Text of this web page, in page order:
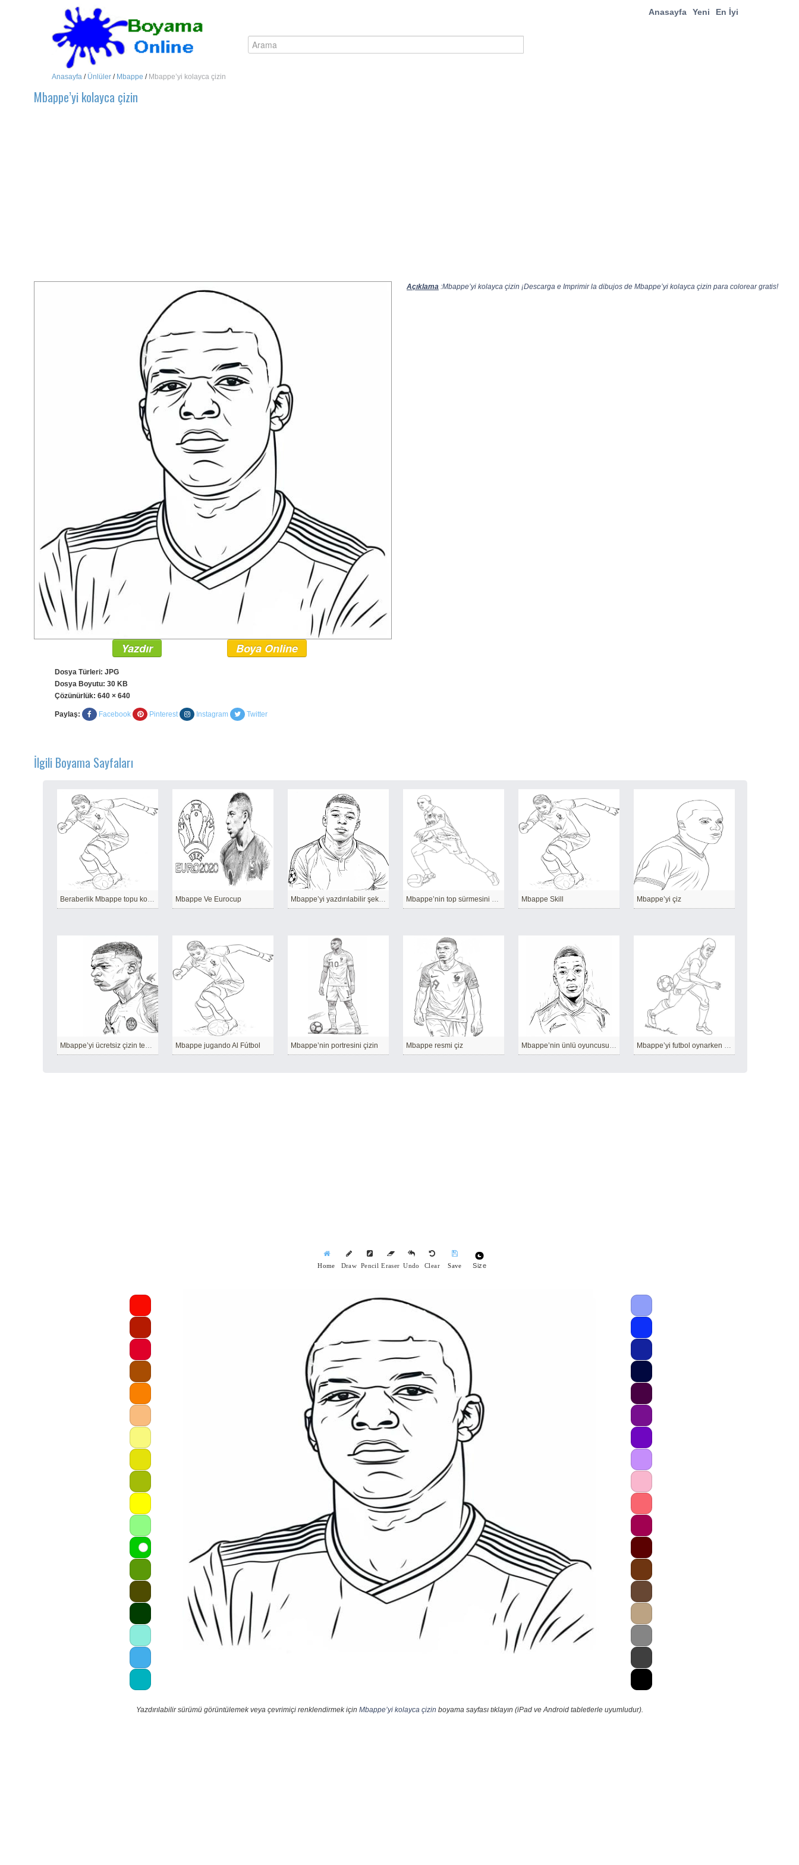
Anasayfa Yeni En İyi
Anasayfa / Ünlüler / Mbappe / Mbappe’yi kolayca çizin
Mbappe’yi kolayca çizin
Açıklama :Mbappe’yi kolayca çizin ¡Descarga e Imprimir la dibujos de Mbappe’yi kolayca çizin para colorear gratis!
Yazdır Boya Online
Dosya Türleri: JPG
Dosya Boyutu: 30 KB
Çözünürlük: 640 × 640
Paylaş: Facebook Pinterest Instagram Twitter
İlgili Boyama Sayfaları
Beraberlik Mbappe topu koruyor Mbappe Ve Eurocup Mbappe’yi yazdırılabilir şekilde çizin Mbappe’nin top sürmesini çizin Mbappe Skill Mbappe’yi çiz
Mbappe’yi ücretsiz çizin temel Mbappe jugando Al Fútbol Mbappe’nin portresini çizin Mbappe resmi çiz Mbappe’nin ünlü oyuncusunu çizin Mbappe’yi futbol oynarken çizin
Home Draw Pencil Eraser Undo Clear Save Size
Yazdırılabilir sürümü görüntülemek veya çevrimiçi renklendirmek için Mbappe’yi kolayca çizin boyama sayfası tıklayın (iPad ve Android tabletlerle uyumludur).